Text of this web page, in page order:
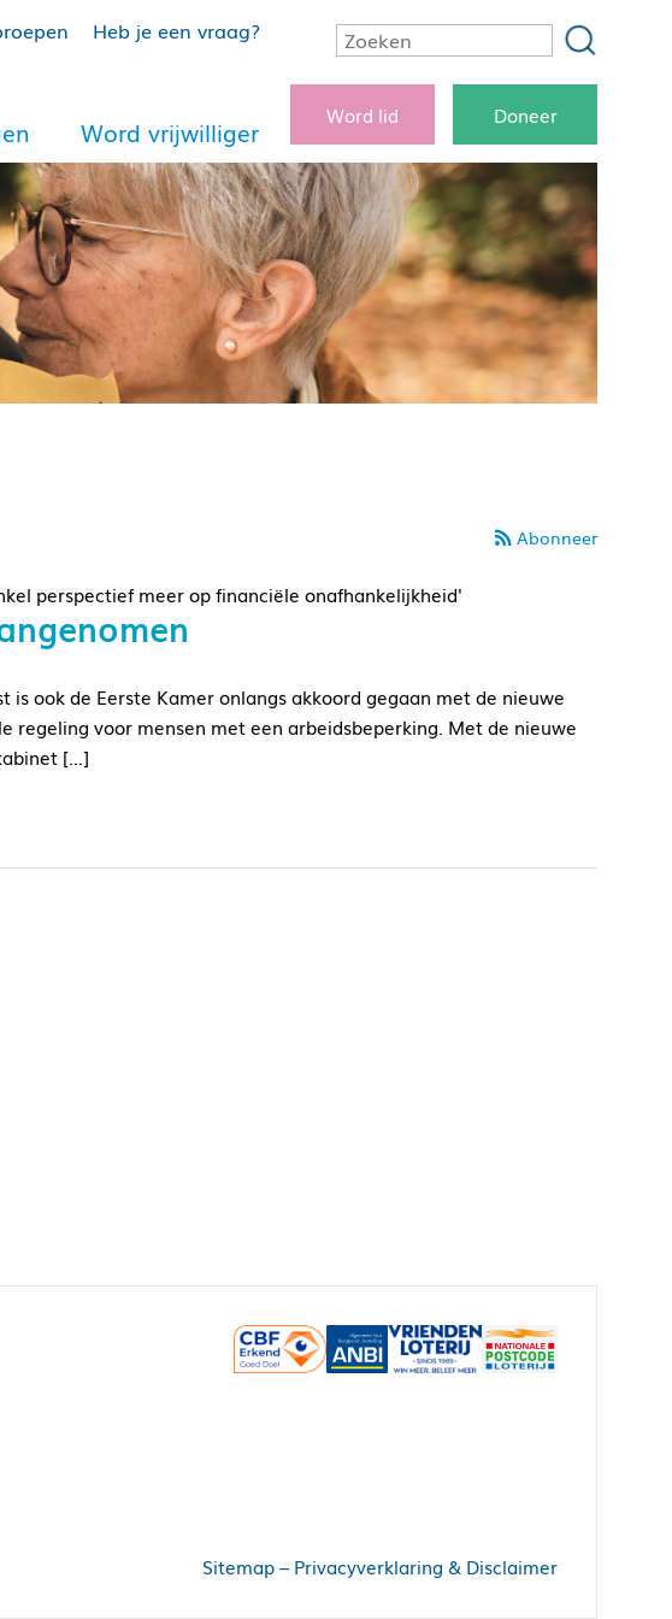
Heb je een vraag?
Word vrijwilliger
Word lid Doneer
Abonneer
perspectief meer op financiële onafhankelijkheid'
is ook de Eerste Kamer onlangs akkoord gegaan met de nieuwe
regeling voor mensen met een arbeidsbeperking. Met de nieuwe
[…]
Sitemap– Privacyverklaring & Disclaimer